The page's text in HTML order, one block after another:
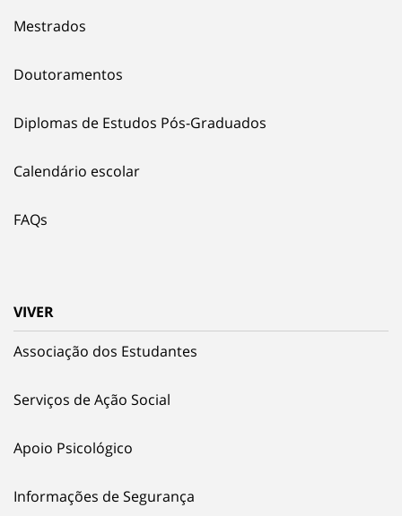
Mestrados
Doutoramentos
Diplomas de Estudos Pós-Graduados
Calendário escolar
FAQs
VIVER
Associação dos Estudantes
Serviços de Ação Social
Apoio Psicológico
Informações de Segurança